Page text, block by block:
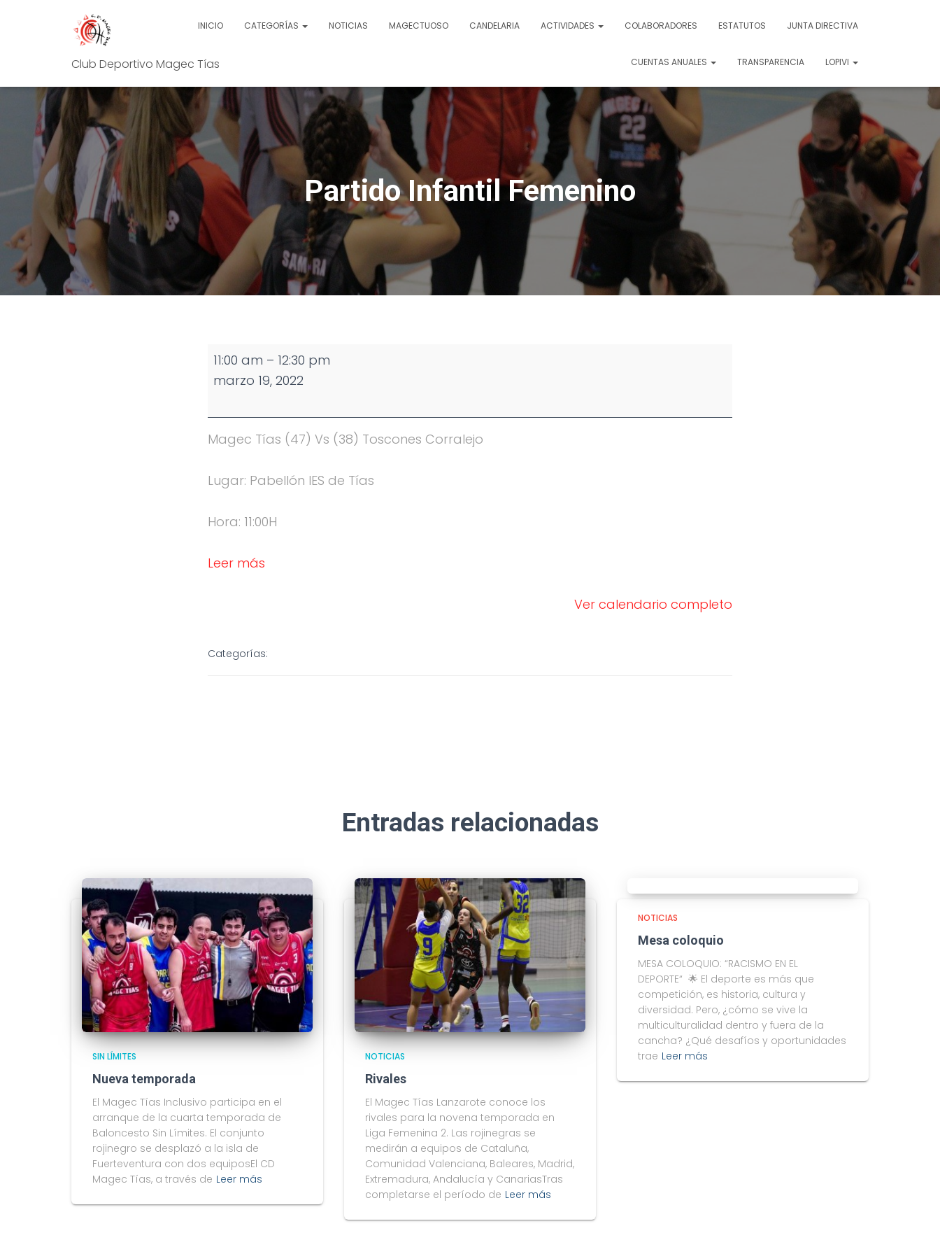
Club Deportivo Magec Tías
INICIO CATEGORÍAS NOTICIAS MAGECTUOSO CANDELARIA ACTIVIDADES COLABORADORES ESTATUTOS JUNTA DIRECTIVA
CUENTAS ANUALES TRANSPARENCIA LOPIVI
Partido Infantil Femenino
Partido
Infantil
11:00 am – 12:30 pm
marzo 19, 2022
Magec Tías (47) Vs (38) Toscones Corralejo
Lugar: Pabellón IES de Tías
Hora: 11:00H
Leer más
Ver calendario completo
Categorías:
Entradas relacionadas
SIN LÍMITES
Nueva temporada
El Magec Tías Inclusivo participa en el
arranque de la cuarta temporada de
Baloncesto Sin Límites. El conjunto
rojinegro se desplazó a la isla de
Fuerteventura con dos equiposEl CD
Magec Tías, a través de Leer más
NOTICIAS
Rivales
El Magec Tías Lanzarote conoce los
rivales para la novena temporada en
Liga Femenina 2. Las rojinegras se
medirán a equipos de Cataluña,
Comunidad Valenciana, Baleares, Madrid,
Extremadura, Andalucía y CanariasTras
completarse el período de Leer más
NOTICIAS
Mesa coloquio
MESA COLOQUIO: “RACISMO EN EL
DEPORTE“ 🌟 El deporte es más que
competición, es historia, cultura y
diversidad. Pero, ¿cómo se vive la
multiculturalidad dentro y fuera de la
cancha? ¿Qué desafíos y oportunidades
trae Leer más